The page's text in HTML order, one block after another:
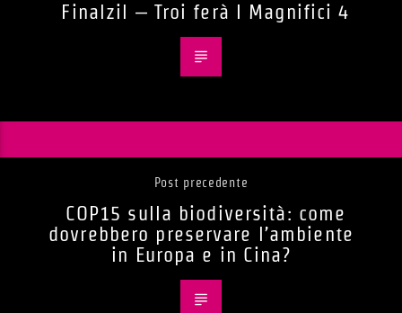
Finalzil – Troi ferà I Magnifici 4
Post precedente
COP15 sulla biodiversità: come
dovrebbero preservare l’ambiente
in Europa e in Cina?